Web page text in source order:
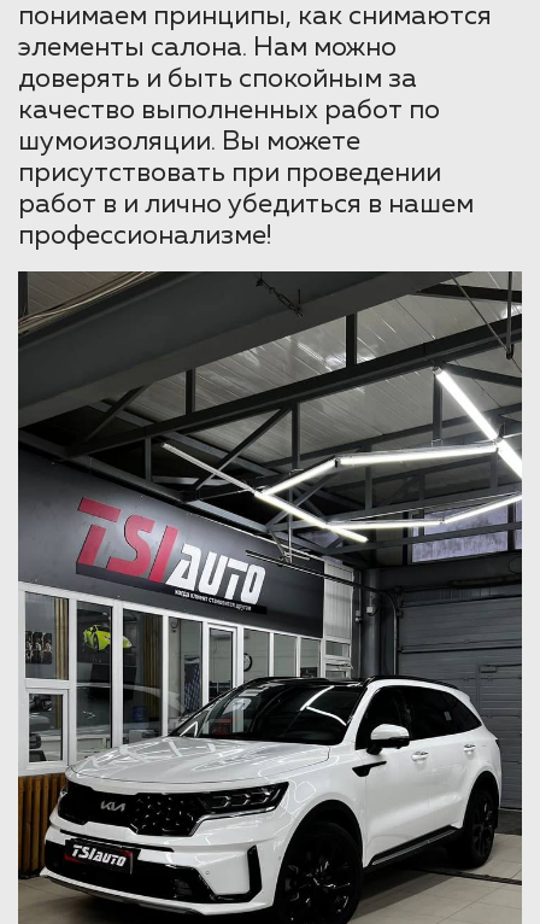
понимаем принципы, как снимаются
элементы салона. Нам можно
доверять и быть спокойным за
качество выполненных работ по
шумоизоляции. Вы можете
присутствовать при проведении
работ в и лично убедиться в нашем
профессионализме!